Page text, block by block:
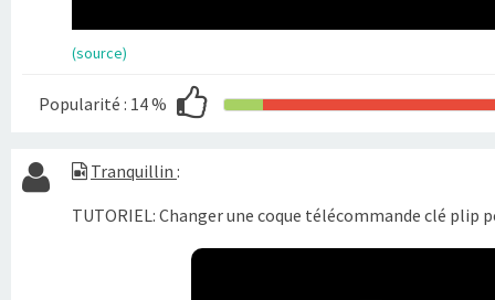
(source)
Popularité : 14 %
Tranquillin :
TUTORIEL: Changer une coque télécommande clé plip